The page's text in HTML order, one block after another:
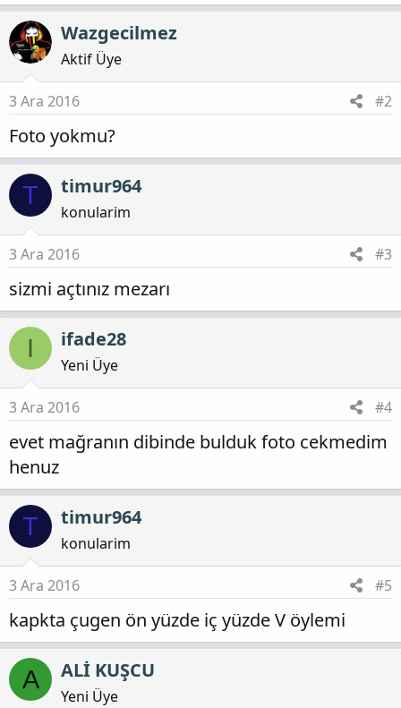
Wazgecilmez
Aktif Üye
3 Ara 2016 #2
Foto yokmu?
T timur964
konularim
3 Ara 2016 #3
sizmi açtınız mezarı
I ifade28
Yeni Üye
3 Ara 2016 #4
evet mağranın dibinde bulduk foto cekmedim
henuz
T timur964
konularim
3 Ara 2016 #5
kapkta çugen ön yüzde iç yüzde V öylemi
A ALİ KUŞCU
Yeni Üye